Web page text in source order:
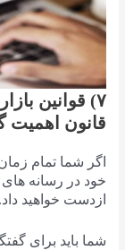
۷) قوانین
قانون اهمیت
اگر شما تمام
خود در رسانه
ازدست خواهید داد.
شما باید برای